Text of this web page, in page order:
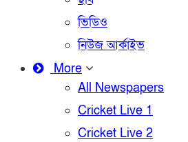
ভিডিও
নিউজ আর্কাইভ
More
All Newspapers
Cricket Live 1
Cricket Live 2